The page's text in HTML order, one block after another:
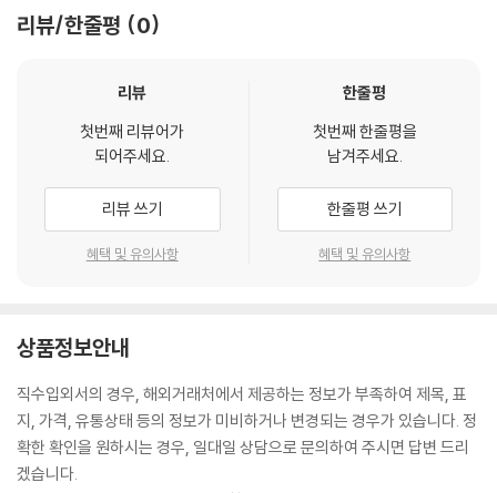
king argument for saving all the species of our planet.
리뷰/한줄평 0
리뷰
첫번째 리뷰어가
되어주세요.
리뷰 쓰기
혜택 및 유의사항
한줄평
첫번째 한줄평을
남겨주세요.
한줄평 쓰기
혜택 및 유의사항
상품정보안내
직수입외서의 경우, 해외거래처에서 제공하는 정보가 부족하여 제목, 표
지, 가격, 유통상태 등의 정보가 미비하거나 변경되는 경우가 있습니다. 정
확한 확인을 원하시는 경우, 일대일 상담으로 문의하여 주시면 답변 드리
겠습니다.